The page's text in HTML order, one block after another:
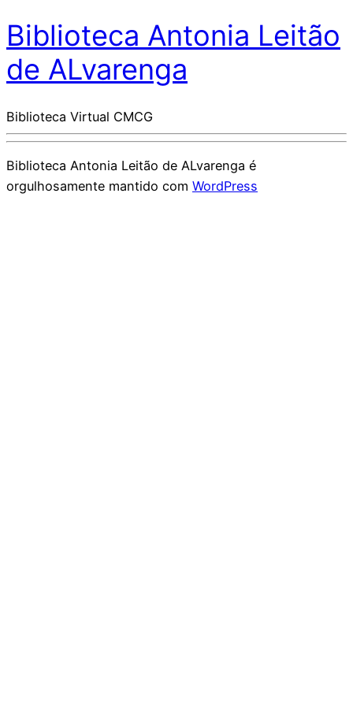
Biblioteca Antonia Leitão
de ALvarenga
Biblioteca Virtual CMCG
Biblioteca Antonia Leitão de ALvarenga é
orgulhosamente mantido com WordPress